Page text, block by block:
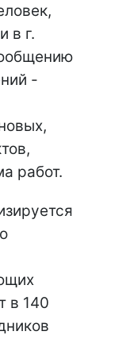
в г.
-
работ.
в 140